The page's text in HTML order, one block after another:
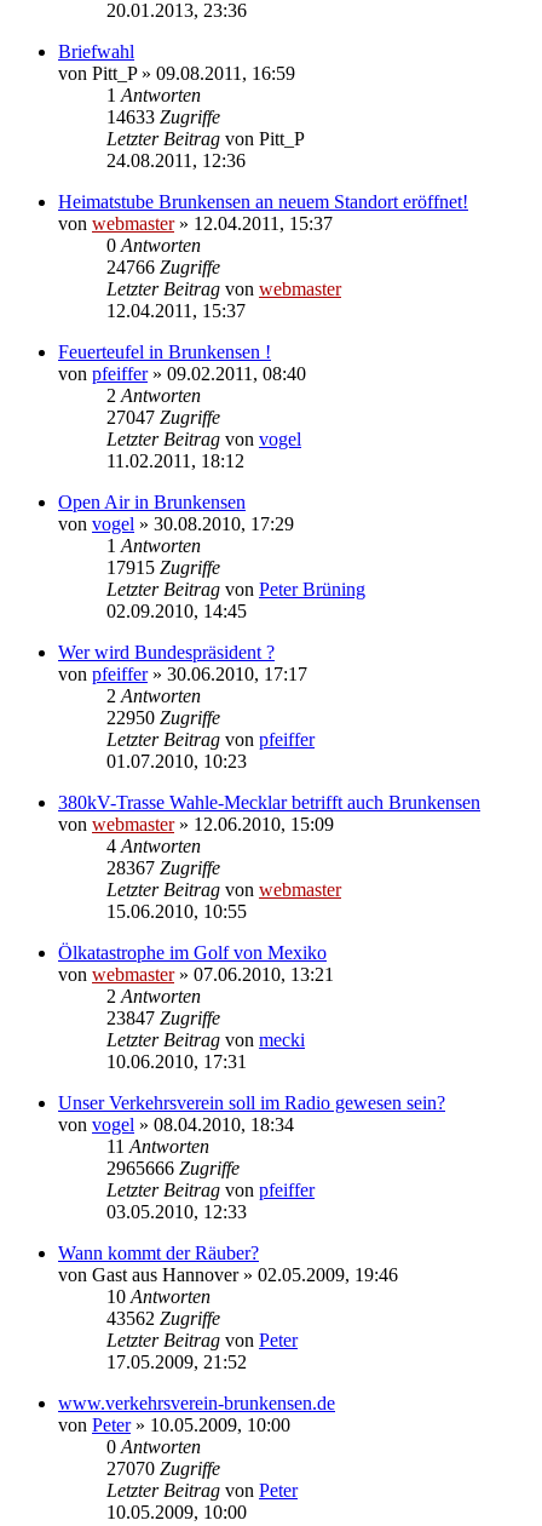
20.01.2013, 23:36
Briefwahl
von Pitt_P» 09.08.2011, 16:59
1 Antworten
14633 Zugriffe
Letzter Beitrag von Pitt_P
24.08.2011, 12:36
Heimatstube Brunkensen an neuem Standort eröffnet!
von webmaster» 12.04.2011, 15:37
0 Antworten
24766 Zugriffe
Letzter Beitrag von webmaster
12.04.2011, 15:37
Feuerteufel in Brunkensen !
von pfeiffer» 09.02.2011, 08:40
2 Antworten
27047 Zugriffe
Letzter Beitrag von vogel
11.02.2011, 18:12
Open Air in Brunkensen
von vogel » 30.08.2010, 17:29
1 Antworten
17915 Zugriffe
Letzter Beitrag von Peter Brüning
02.09.2010, 14:45
Wer wird Bundespräsident ?
von pfeiffer» 30.06.2010, 17:17
2 Antworten
22950 Zugriffe
Letzter Beitrag von pfeiffer
01.07.2010, 10:23
380kV-Trasse Wahle-Mecklar betrifft auch Brunkensen
von webmaster» 12.06.2010, 15:09
4 Antworten
28367 Zugriffe
Letzter Beitrag von webmaster
15.06.2010, 10:55
Ölkatastrophe im Golf von Mexiko
von webmaster» 07.06.2010, 13:21
2 Antworten
23847 Zugriffe
Letzter Beitrag von mecki
10.06.2010, 17:31
Unser Verkehrsverein soll im Radio gewesen sein?
von vogel » 08.04.2010, 18:34
11 Antworten
2965666 Zugriffe
Letzter Beitrag von pfeiffer
03.05.2010, 12:33
Wann kommt der Räuber?
von Gast aus Hannover» 02.05.2009, 19:46
10 Antworten
43562 Zugriffe
Letzter Beitrag von Peter
17.05.2009, 21:52
www.verkehrsverein-brunkensen.de
von Peter» 10.05.2009, 10:00
0 Antworten
27070 Zugriffe
Letzter Beitrag von Peter
10.05.2009, 10:00